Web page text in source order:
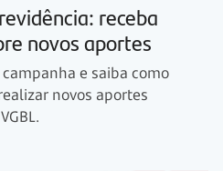
receba
novos aportes
e saiba como
novos aportes